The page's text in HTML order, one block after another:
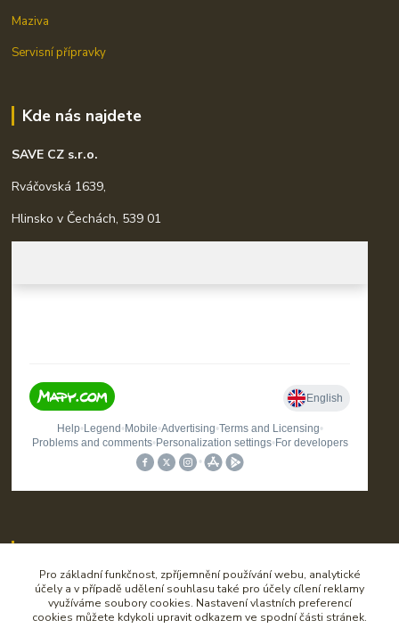
Maziva
Servisní přípravky
Kde nás najdete
SAVE CZ s.r.o.
Rváčovská 1639,
Hlinsko v Čechách, 539 01
Kontakt
Pro základní funkčnost, zpříjemnění používání webu, analytické
účely a v případě udělení souhlasu také pro účely cílení reklamy
využíváme soubory cookies. Nastavení vlastních preferencí
cookies můžete kdykoli upravit odkazem ve spodní části stránek.